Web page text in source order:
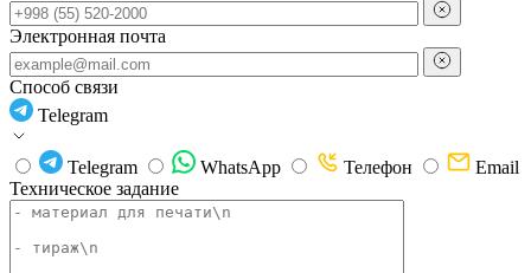
Электронная почта
Способ связи
Telegram
Telegram WhatsApp Телефон
Email
Техническое задание